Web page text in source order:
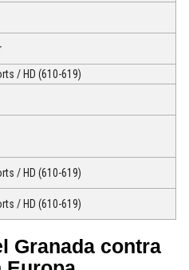
/ HD (610-619)
/ HD (610-619)
/ HD (610-619)
Granada contra